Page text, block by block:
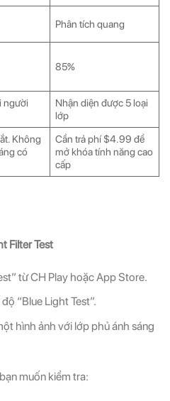
Phân tích quang
85%
người
Nhận diện được 5 loại
lớp
Không
có
Cần trả phí $4.99 để
mở khóa tính năng cao
cấp
Filter Test
từ CH Play hoặc App Store.
“Blue Light Test”.
hình ảnh với lớp phủ ánh sáng
muốn kiểm tra: